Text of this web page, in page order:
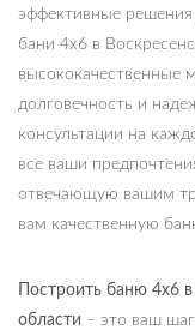
эффективные
бани 4х6 в
высококачественные
долговечность и
консультации на
все ваши
отвечающую вашим
вам качественную
Построить баню 4х6
области – это ваш